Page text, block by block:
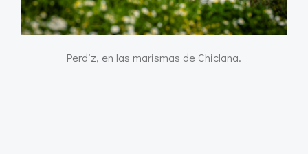
Perdiz, en las marismas de Chiclana.